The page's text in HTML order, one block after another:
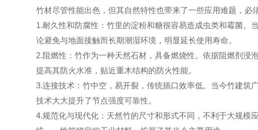
竹材尽管性能出色，但其自然特性也带来了一些应用难题，必
1.耐久性和防腐性：竹里的淀粉和糖很容易造成虫类和霉菌。
论避免与地面接触而长期潮湿环境，明显延长使用寿命。
2.阻燃性：竹作为一种天然石材，具备燃烧性。依据阻燃剂浸
提高其防火水准，贴近重木结构的防火性能。
3.连接技术：竹中空，易开裂，传统插口效率低。当今竹建筑
技术大大提升了节点强度可靠性。
4.规范化与现代化：天然竹的尺寸和形式不同，不利于大规模